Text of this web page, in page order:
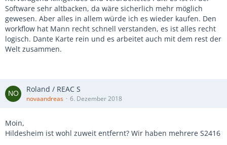
Software sehr altbacken, da wäre sicherlich mehr möglich
gewesen. Aber alles in allem würde ich es wieder kaufen. Den
workflow hat Mann recht schnell verstanden, es ist alles recht
logisch. Dante Karte rein und es arbeitet auch mit dem rest der
Welt zusammen.
Roland / REAC S
novaandreas 6. Dezember 2018
Moin,
Hildesheim ist wohl zuweit entfernt? Wir haben mehrere S2416